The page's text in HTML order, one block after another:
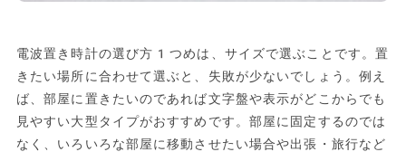
電波置き時計の選び方1つめは、サイズで選ぶことです。置
きたい場所に合わせて選ぶと、失敗が少ないでしょう。例え
ば、部屋に置きたいのであれば文字盤や表示がどこからでも
見やすい大型タイプがおすすめです。部屋に固定するのでは
なく、いろいろな部屋に移動させたい場合や出張・旅行など